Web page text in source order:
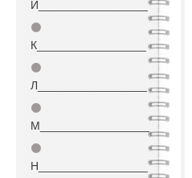
И_________________
⚫
К_________________
⚫
Л_________________
⚫
М_________________
⚫
Н_________________